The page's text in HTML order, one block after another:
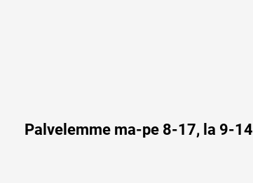
Palvelemme ma-pe 8-17, la 9-14